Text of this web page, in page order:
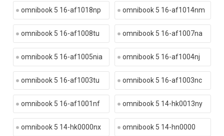
omnibook 5 16-af1018np omnibook 5 16-af1014nm
omnibook 5 16-af1008tu omnibook 5 16-af1007na
omnibook 5 16-af1005nia omnibook 5 16-af1004nj
omnibook 5 16-af1003tu omnibook 5 16-af1003nc
omnibook 5 16-af1001nf omnibook 5 14-hk0013ny
omnibook 5 14-hk0000nx omnibook 5 14-hn0000